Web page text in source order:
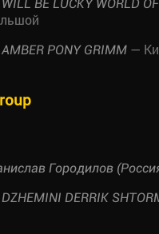
WILL BE LUCKY WORLD
AMBER PONY GRIMM —
Городилов
DZHEMINI DERRIK